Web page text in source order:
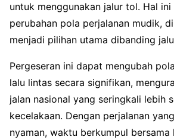
untuk menggunakan jalur tol. Hal
perubahan pola perjalanan mudik,
menjadi pilihan utama dibanding
Pergeseran ini dapat mengubah
lalu lintas secara signifikan,
jalan nasional yang seringkali lebih
kecelakaan. Dengan perjalanan
nyaman, waktu berkumpul bersama